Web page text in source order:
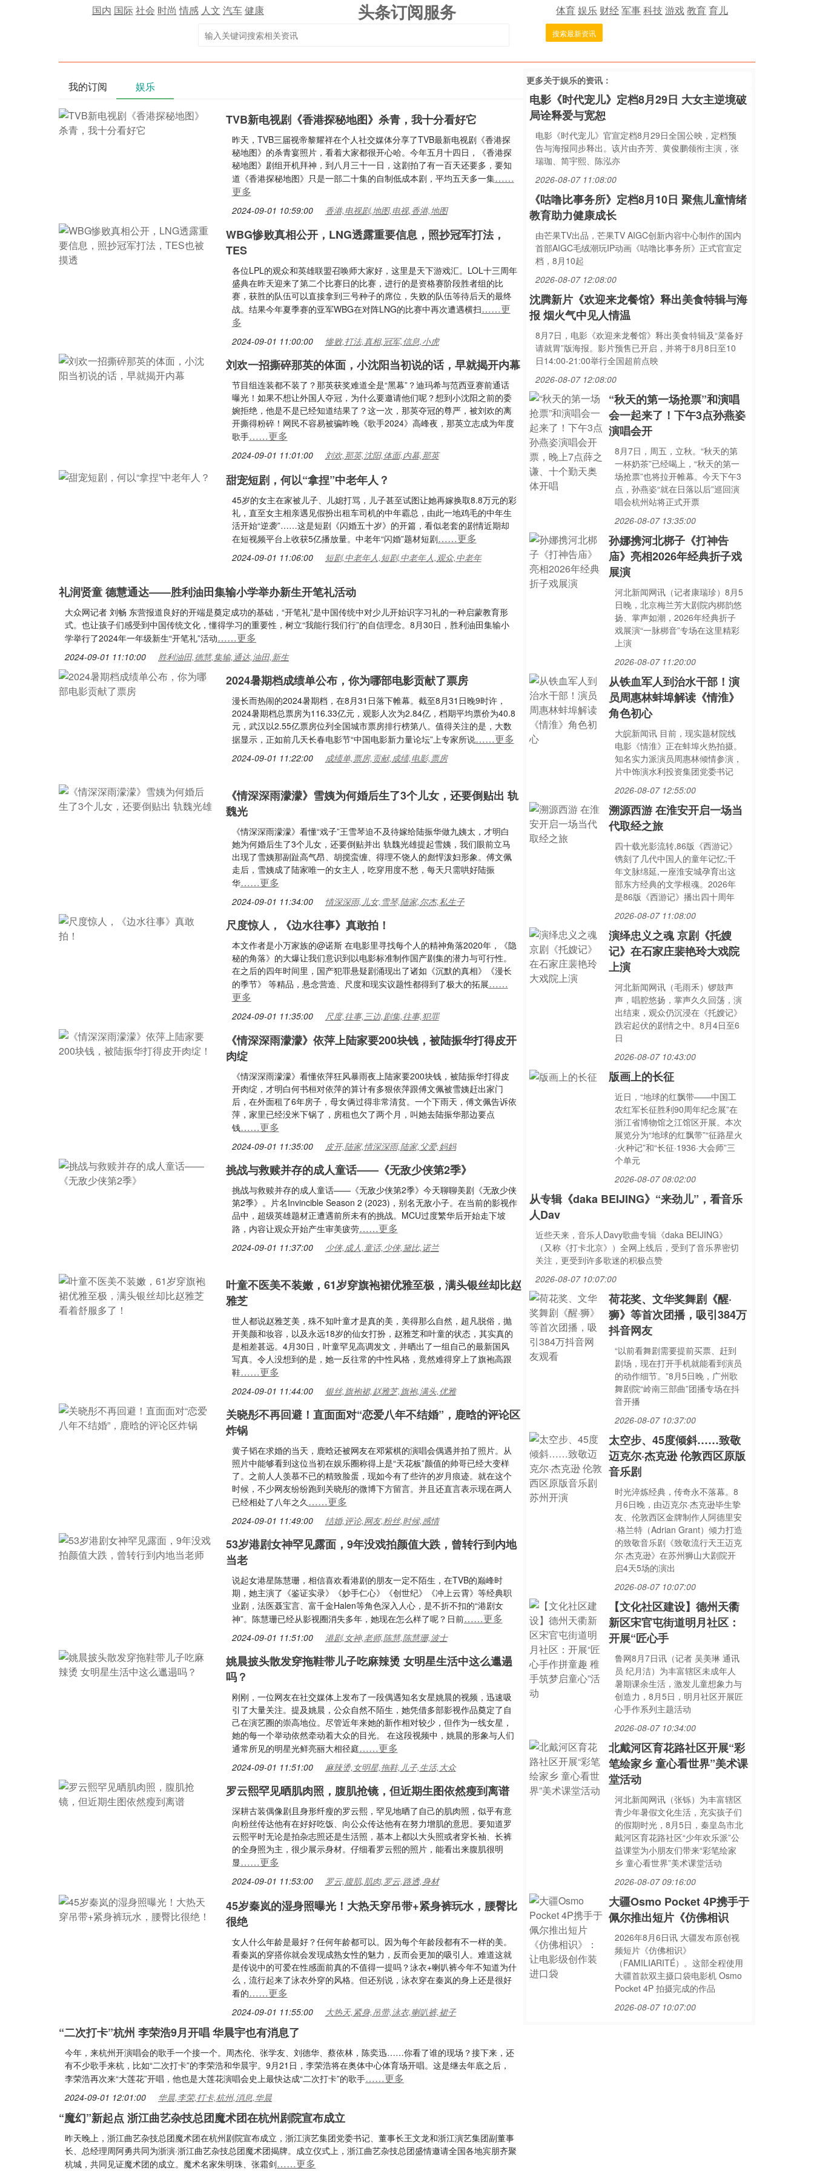
国内 国际社会 时尚 情感 人文 汽车健康 头条订阅服务 体育娱乐 财经军事科技游戏教育育儿
搜索最新资讯
我的订阅 娱乐
TVB新电视剧《香港探秘地图》杀青，我十分看好它
昨天，TVB三届视帝黎耀祥在个人社交媒体分享了TVB最新电视剧《香港探
秘地图》的杀青宴照片，看着大家都很开心哈。今年五月十四日，《香港探
秘地图》剧组开机拜神，到八月三十一日，这剧拍了有一百天还要多，要知
道《香港探秘地图》只是一部二十集的自制低成本剧，平均五天多一集……
更多
2024-09-01 10:59:00 香港,电视剧,地图,电视,香港,地图
WBG惨败真相公开，LNG透露重要信息，照抄冠军打法，
TES
各位LPL的观众和英雄联盟召唤师大家好，这里是天下游戏汇。LOL十三周年
盛典在昨天迎来了第二个比赛日的比赛，进行的是资格赛阶段胜者组的比
赛，获胜的队伍可以直接拿到三号种子的席位，失败的队伍等待后天的最终
战。结果今年夏季赛的亚军WBG在对阵LNG的比赛中再次遭遇横扫……更
多
2024-09-01 11:00:00 惨败,打法,真相,冠军,信息,小虎
刘欢一招撕碎那英的体面，小沈阳当初说的话，早就揭开内幕
节目组连装都不装了？那英获奖难道全是“黑幕”？迪玛希与范西亚赛前通话
曝光！如果不想让外国人夺冠，为什么要邀请他们呢？想到小沈阳之前的委
婉拒绝，他是不是已经知道结果了？这一次，那英夺冠的尊严，被刘欢的离
开撕得粉碎！网民不容易被骗昨晚《歌手2024》高峰夜，那英立志成为年度
歌手……更多
2024-09-01 11:01:00 刘欢,那英,沈阳,体面,内幕,那英
甜宠短剧，何以“拿捏”中老年人？
45岁的女主在家被儿子、儿媳打骂，儿子甚至试图让她再嫁换取8.8万元的彩
礼，直至女主相亲遇见假扮出租车司机的中年霸总，由此一地鸡毛的中年生
活开始“逆袭”……这是短剧《闪婚五十岁》的开篇，看似老套的剧情近期却
在短视频平台上收获5亿播放量。中老年“闪婚”题材短剧……更多
2024-09-01 11:06:00 短剧,中老年人,短剧,中老年人,观众,中老年
礼润贤童 德慧通达——胜利油田集输小学举办新生开笔礼活动
大众网记者 刘畅 东营报道良好的开端是奠定成功的基础，“开笔礼”是中国传统中对少儿开始识字习礼的一种启蒙教育形
式。也让孩子们感受到中国传统文化，懂得学习的重要性，树立“我能行我们行”的自信理念。8月30日，胜利油田集输小
学举行了2024年一年级新生“开笔礼”活动……更多
2024-09-01 11:10:00 胜利油田,德慧,集输,通达,油田,新生
2024暑期档成绩单公布，你为哪部电影贡献了票房
漫长而热闹的2024暑期档，在8月31日落下帷幕。截至8月31日晚9时许，
2024暑期档总票房为116.33亿元，观影人次为2.84亿，档期平均票价为40.8
元，武汉以2.55亿票房位列全国城市票房排行榜第八。值得关注的是，大数
据显示，正如前几天长春电影节“中国电影新力量论坛”上专家所说……更多
2024-09-01 11:22:00 成绩单,票房,贡献,成绩,电影,票房
《情深深雨濛濛》雪姨为何婚后生了3个儿女，还要倒贴出 轨
魏光
《情深深雨濛濛》看懂“戏子”王雪琴迫不及待嫁给陆振华做九姨太，才明白
她为何婚后生了3个儿女，还要倒贴并出 轨魏光雄提起雪姨，我们眼前立马
出现了雪姨那副趾高气昂、胡搅蛮缠、得理不饶人的彪悍泼妇形象。傅文佩
走后，雪姨成了陆家唯一的女主人，吃穿用度不愁，每天只需哄好陆振
华……更多
2024-09-01 11:34:00 情深深雨,儿女,雪琴,陆家,尔杰,私生子
尺度惊人，《边水往事》真敢拍！
本文作者是小万家族的@诺斯 在电影里寻找每个人的精神角落2020年，《隐
秘的角落》的大爆让我们意识到以电影标准制作国产剧集的潜力与可行性。
在之后的四年时间里，国产犯罪悬疑剧涌现出了诸如《沉默的真相》《漫长
的季节》 等精品，悬念营造、尺度和现实议题性都得到了极大的拓展……
更多
2024-09-01 11:35:00 尺度,往事,三边,剧集,往事,犯罪
《情深深雨濛濛》依萍上陆家要200块钱，被陆振华打得皮开
肉绽
《情深深雨濛濛》看懂依萍狂风暴雨夜上陆家要200块钱，被陆振华打得皮
开肉绽，才明白何书桓对依萍的算计有多狠依萍跟傅文佩被雪姨赶出家门
后，在外面租了6年房子，母女俩过得非常清贫。一个下雨天，傅文佩告诉依
萍，家里已经没米下锅了，房租也欠了两个月，叫她去陆振华那边要点
钱……更多
2024-09-01 11:35:00 皮开,陆家,情深深雨,陆家,父爱,妈妈
挑战与救赎并存的成人童话——《无敌少侠第2季》
挑战与救赎并存的成人童话——《无敌少侠第2季》今天聊聊美剧《无敌少侠
第2季》。片名Invincible Season 2 (2023)，别名无敌小子。在当前的影视作
品中，超级英雄题材正遭遇前所未有的挑战。MCU过度繁华后开始走下坡
路，内容让观众开始产生审美疲劳……更多
2024-09-01 11:37:00 少侠,成人,童话,少侠,黛比,诺兰
叶童不医美不装嫩，61岁穿旗袍裙优雅至极，满头银丝却比赵
雅芝
世人都说赵雅芝美，殊不知叶童才是真的美，美得那么自然，超凡脱俗，抛
开美颜和妆容，以及永远18岁的仙女打扮，赵雅芝和叶童的状态，其实真的
是相差甚远。4月30日，叶童罕见高调发文，并晒出了一组自己的最新国风
写真。令人没想到的是，她一反往常的中性风格，竟然难得穿上了旗袍高跟
鞋……更多
2024-09-01 11:44:00 银丝,旗袍裙,赵雅芝,旗袍,满头,优雅
关晓彤不再回避！直面面对“恋爱八年不结婚”，鹿晗的评论区
炸锅
黄子韬在求婚的当天，鹿晗还被网友在邓紫棋的演唱会偶遇并拍了照片。从
照片中能够看到这位当初在娱乐圈称得上是“天花板”颜值的帅哥已经大变样
了。之前人人羡慕不已的精致脸蛋，现如今有了些许的岁月痕迹。就在这个
时候，不少网友纷纷跑到关晓彤的微博下方留言。并且还直言表示现在两人
已经相处了八年之久……更多
2024-09-01 11:49:00 结婚,评论,网友,粉丝,时候,感情
53岁港剧女神罕见露面，9年没戏拍颜值大跌，曾转行到内地
当老
说起女港星陈慧珊，相信喜欢看港剧的朋友一定不陌生，在TVB的巅峰时
期，她主演了《鉴证实录》《妙手仁心》《创世纪》《冲上云霄》等经典职
业剧，法医聂宝言、富千金Halen等角色深入人心，是不折不扣的“港剧女
神”。陈慧珊已经从影视圈消失多年，她现在怎么样了呢？日前……更多
2024-09-01 11:51:00 港剧,女神,老师,陈慧,陈慧珊,波士
姚晨披头散发穿拖鞋带儿子吃麻辣烫 女明星生活中这么邋遢
吗？
刚刚，一位网友在社交媒体上发布了一段偶遇知名女星姚晨的视频，迅速吸
引了大量关注。提及姚晨，公众自然不陌生，她凭借多部影视作品奠定了自
己在演艺圈的崇高地位。尽管近年来她的新作相对较少，但作为一线女星，
她的每一个举动依然牵动着大众的目光。 在这段视频中，姚晨的形象与人们
通常所见的明星光鲜亮丽大相径庭……更多
2024-09-01 11:51:00 麻辣烫,女明星,拖鞋,儿子,生活,大众
罗云熙罕见晒肌肉照，腹肌抢镜，但近期生图依然瘦到离谱
深耕古装偶像剧且身形纤瘦的罗云熙，罕见地晒了自己的肌肉照，似乎有意
向粉丝传达他有在好好吃饭、向公众传达他有在努力增肌的意思。要知道罗
云熙平时无论是拍杂志照还是生活照，基本上都以大头照或者穿长袖、长裤
的全身照为主，很少展示身材。仔细看罗云熙的照片，能看出来腹肌很明
显……更多
2024-09-01 11:53:00 罗云,腹肌,肌肉,罗云,路透,身材
45岁秦岚的湿身照曝光！大热天穿吊带+紧身裤玩水，腰臀比
很绝
女人什么年龄是最好？任何年龄都可以。因为每个年龄段都有不一样的美。
看秦岚的穿搭你就会发现成熟女性的魅力，反而会更加的吸引人。难道这就
是传说中的可爱在性感面前真的不值得一提吗？泳衣+喇叭裤今年不知道为什
么，流行起来了泳衣外穿的风格。但还别说，泳衣穿在秦岚的身上还是很好
看的……更多
2024-09-01 11:55:00 大热天,紧身,吊带,泳衣,喇叭裤,裙子
“二次打卡”杭州 李荣浩9月开唱 华晨宇也有消息了
今年，来杭州开演唱会的歌手一个接一个。周杰伦、张学友、刘德华、蔡依林，陈奕迅……你看了谁的现场？接下来，还
有不少歌手来杭，比如“二次打卡”的李荣浩和华晨宇。9月21日，李荣浩将在奥体中心体育场开唱。这是继去年底之后，
李荣浩再次来“大莲花”开唱，他也是大莲花演唱会史上最快达成“二次打卡”的歌手……更多
2024-09-01 12:01:00 华晨,李荣,打卡,杭州,消息,华晨
“魔幻”新起点 浙江曲艺杂技总团魔术团在杭州剧院宣布成立
昨天晚上，浙江曲艺杂技总团魔术团在杭州剧院宣布成立，浙江演艺集团党委书记、董事长王文龙和浙江演艺集团副董事
长、总经理周阿勇共同为浙演·浙江曲艺杂技总团魔术团揭牌。成立仪式上，浙江曲艺杂技总团盛情邀请全国各地宾朋齐聚
杭城，共同见证魔术团的成立。魔术名家朱明珠、张霜剑……更多
更多关于娱乐的资讯：
电影《时代宠儿》定档8月29日 大女主逆境破
局诠释爱与宽恕
电影《时代宠儿》官宣定档8月29日全国公映，定档预
告与海报同步释出。该片由齐芳、黄俊鹏领衔主演，张
瑞珈、简宇熙、陈泓亦
2026-08-07 11:08:00
《咕噜比事务所》定档8月10日 聚焦儿童情绪
教育助力健康成长
由芒果TV出品，芒果TV AIGC创新内容中心制作的国内
首部AIGC毛绒潮玩IP动画《咕噜比事务所》正式官宣定
档，8月10起
2026-08-07 12:08:00
沈腾新片《欢迎来龙餐馆》释出美食特辑与海
报 烟火气中见人情温
8月7日，电影《欢迎来龙餐馆》释出美食特辑及“菜备好
请就胃”版海报。影片预售已开启，并将于8月8日至10
日14:00-21:00举行全国超前点映
2026-08-07 12:08:00
“秋天的第一场抢票”和演唱
会一起来了！下午3点孙燕姿
演唱会开
8月7日，周五，立秋。“秋天的第
一杯奶茶”已经喝上，“秋天的第一
场抢票”也将拉开帷幕。今天下午3
点，孙燕姿“就在日落以后”巡回演
唱会杭州站将正式开票
2026-08-07 13:35:00
孙娜携河北梆子《打神告
庙》亮相2026年经典折子戏
展演
河北新闻网讯（记者康瑞珍）8月5
日晚，北京梅兰芳大剧院内梆韵悠
扬、掌声如潮，2026年经典折子
戏展演“一脉梆音”专场在这里精彩
上演
2026-08-07 11:20:00
从铁血军人到治水干部！演
员周惠林蚌埠解读《情淮》
角色初心
大皖新闻讯 目前，现实题材院线
电影《情淮》正在蚌埠火热拍摄。
知名实力派演员周惠林倾情参演，
片中饰演水利投资集团党委书记
2026-08-07 12:55:00
溯源西游 在淮安开启一场当
代取经之旅
四十载光影流转,86版《西游记》
镌刻了几代中国人的童年记忆;千
年文脉绵延,一座淮安城孕育出这
部东方经典的文学根魂。2026年
是86版《西游记》播出四十周年
2026-08-07 11:08:00
演绎忠义之魂 京剧《托嫂
记》在石家庄裴艳玲大戏院
上演
河北新闻网讯（毛雨禾）锣鼓声
声，唱腔悠扬，掌声久久回荡，演
出结束，观众仍沉浸在《托嫂记》
跌宕起伏的剧情之中。8月4日至6
日
2026-08-07 10:43:00
版画上的长征
近日，“地球的红飘带——中国工
农红军长征胜利90周年纪念展”在
浙江省博物馆之江馆区开展。本次
展览分为“地球的红飘带”“征路星火
·火种记”和“长征·1936·大会师”三
个单元
2026-08-07 08:02:00
从专辑《daka BEIJING》“来劲儿”，看音乐
人Dav
近些天来，音乐人Davy歌曲专辑《daka BEIJING》
（又称《打卡北京》）全网上线后，受到了音乐界密切
关注，更受到许多歌迷的积极点赞
2026-08-07 10:07:00
荷花奖、文华奖舞剧《醒·
狮》等首次团播，吸引384万
抖音网友
“以前看舞剧需要提前买票、赶到
剧场，现在打开手机就能看到演员
的动作细节。”8月5日晚，广州歌
舞剧院“岭南三部曲”团播专场在抖
音开播
2026-08-07 10:37:00
太空步、45度倾斜……致敬
迈克尔·杰克逊 伦敦西区原版
音乐剧
时光淬炼经典，传奇永不落幕。8
月6日晚，由迈克尔·杰克逊毕生挚
友、伦敦西区金牌制作人阿德里安
·格兰特（Adrian Grant）倾力打造
的致敬音乐剧《致敬流行天王迈克
尔·杰克逊》在苏州狮山大剧院开
启4天5场的演出
2026-08-07 10:07:00
【文化社区建设】德州天衢
新区宋官屯街道明月社区：
开展“匠心手
鲁网8月7日讯（记者 吴美琳 通讯
员 纪月洁）为丰富辖区未成年人
暑期课余生活，激发儿童想象力与
创造力，8月5日，明月社区开展匠
心手作系列主题活动
2026-08-07 10:34:00
北戴河区育花路社区开展“彩
笔绘家乡 童心看世界”美术课
堂活动
河北新闻网讯（张铄）为丰富辖区
青少年暑假文化生活，充实孩子们
的假期时光，8月5日，秦皇岛市北
戴河区育花路社区“少年欢乐派”公
益课堂为小朋友们带来“彩笔绘家
乡 童心看世界”美术课堂活动
2026-08-07 09:16:00
大疆Osmo Pocket 4P携手于
佩尔推出短片《仿佛相识
2026年8月6日讯 大疆发布原创视
频短片《仿佛相识》
（FAMILIARITÉ）。这部全程使用
大疆首款双主摄口袋电影机 Osmo
Pocket 4P 拍摄完成的作品
2026-08-07 10:07:00